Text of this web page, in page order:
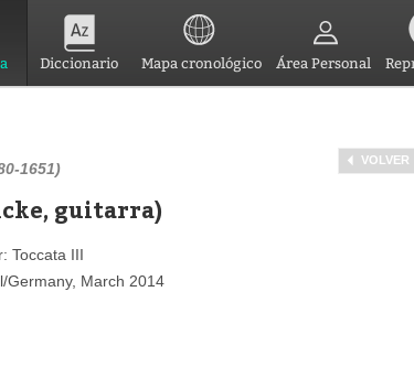
Diccionario Mapa cronológico Área Personal
VOLVER
1651)
guitarra)
Toccata III
Germany, March 2014